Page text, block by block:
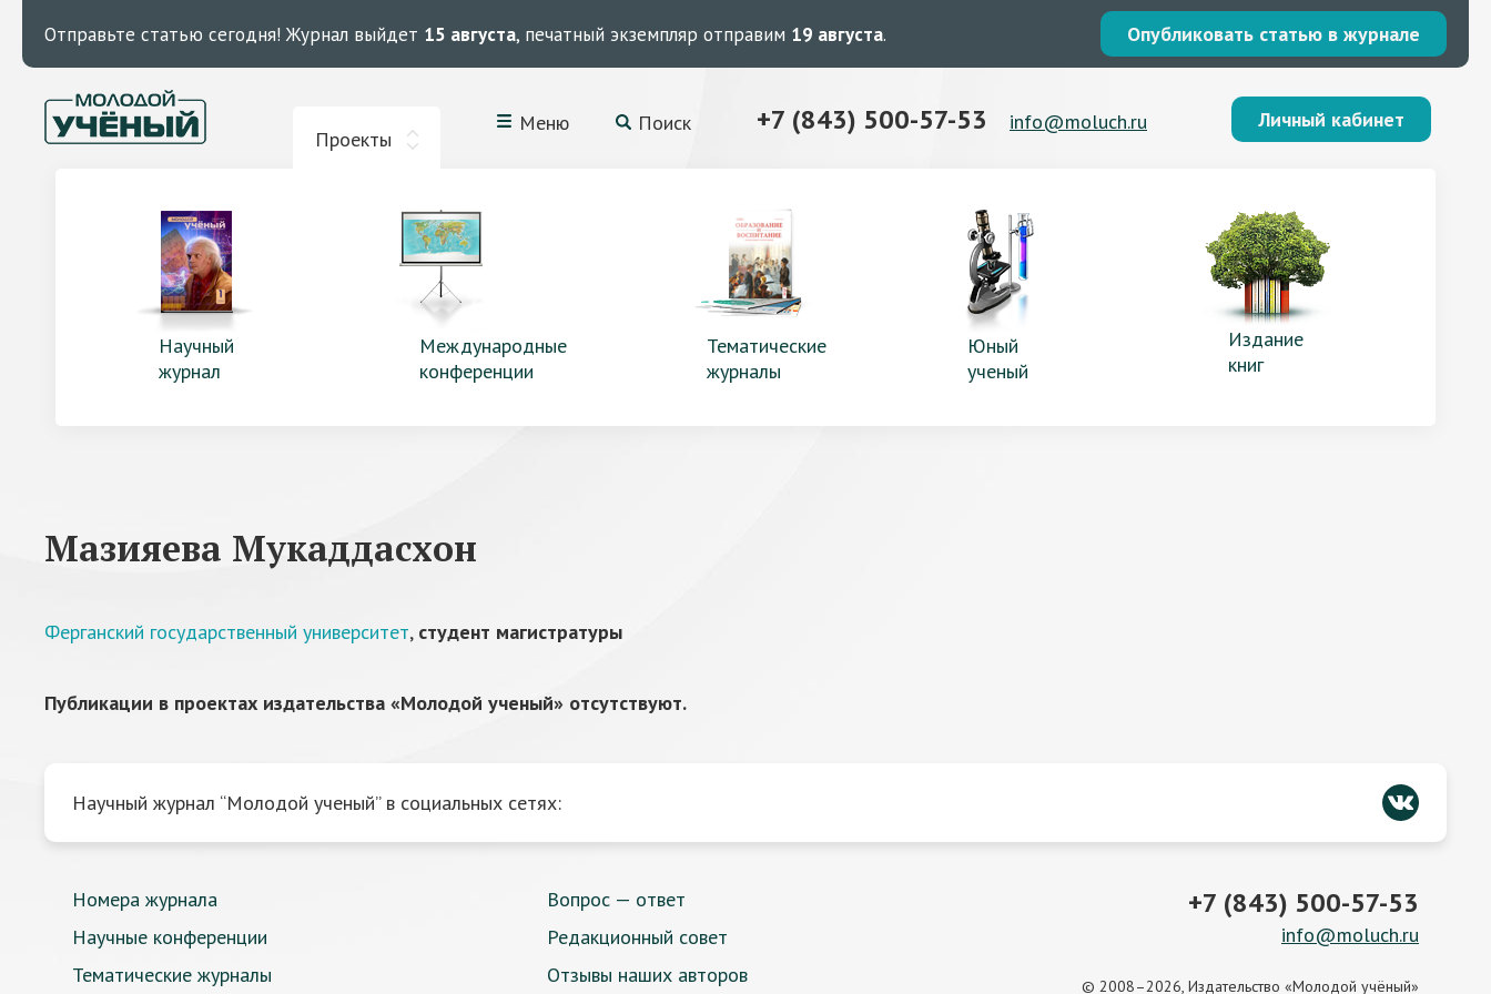
Отправьте статью сегодня! Журнал выйдет 15 августа, печатный экземпляр отправим 19 августа. Опубликовать статью в журнале
Проекты
Меню Поиск +7 (843) 500-57-53 info@moluch.ru Личный кабинет
Научный
журнал
Международные
конференции
Тематические
журналы
Юный
ученый
Издание
книг
Мазияева Мукаддасхон
Ферганский государственный университет, студент магистратуры
Публикации в проектах издательства «Молодой ученый» отсутствуют.
Научный журнал “Молодой ученый” в социальных сетях:
Номера журнала
Научные конференции
Тематические журналы
Вопрос — ответ
Редакционный совет
Отзывы наших авторов
+7 (843) 500-57-53
info@moluch.ru
© 2008–2026, Издательство «Молодой учёный»